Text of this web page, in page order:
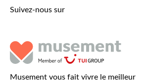
Suivez-nous sur
Musement vous fait vivre le meilleur